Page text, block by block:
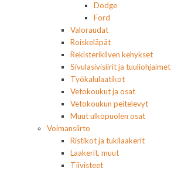
Dodge
Ford
Valoraudat
Roiskeläpät
Rekisterikilven kehykset
Sivulasivisiirit ja tuuliohjaimet
Työkalulaatikot
Vetokoukut ja osat
Vetokoukun peitelevyt
Muut ulkopuolen osat
Voimansiirto
Ristikot ja tukilaakerit
Laakerit, muut
Tiivisteet